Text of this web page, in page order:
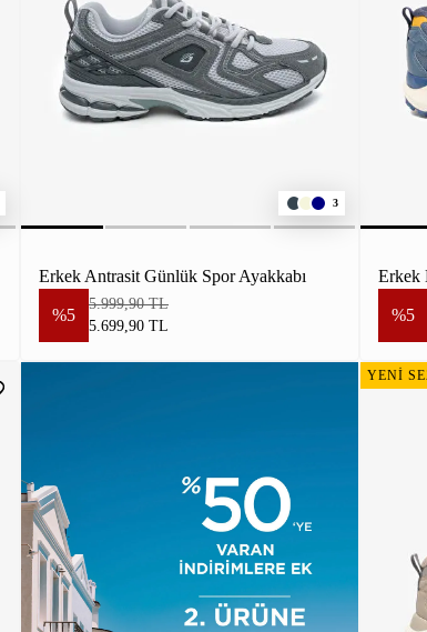
3
Erkek Antrasit Günlük Spor Ayakkabı
%5
5.999,90 TL
5.699,90 TL
Erkek
%5
YENİ